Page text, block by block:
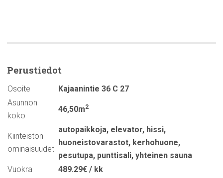
Perustiedot
Osoite
Kajaanintie 36 C 27
Asunnon
koko
46,50m2
Kiinteistön
ominaisuudet
autopaikkoja, elevator, hissi,
huoneistovarastot, kerhohuone,
pesutupa, punttisali, yhteinen sauna
Vuokra
489.29€ / kk